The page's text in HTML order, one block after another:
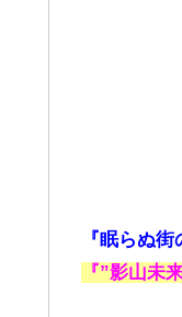
『眠らぬ街
『”影山未